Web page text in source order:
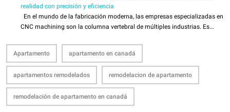
realidad con precisión y eficiencia
En el mundo de la fabricación moderna, las empresas especializadas en
CNC machining son la columna vertebral de múltiples industrias. Es...
Apartamento apartamento en canadá
apartamentos remodelados remodelacion de apartamento
remodelación de apartamento en canadá